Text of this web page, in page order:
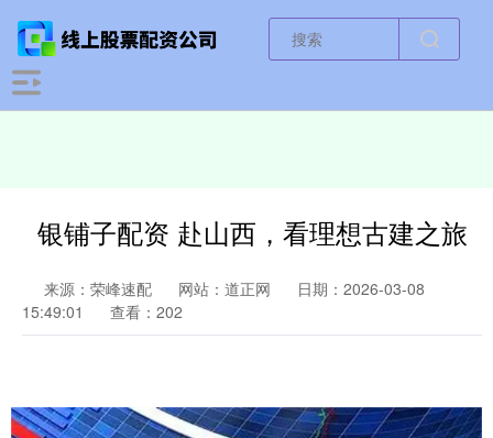
银铺子配资 赴山西，看理想古建之旅
来源：荣峰速配 网站：道正网
日期：2026-03-08
15:49:01
查看：202